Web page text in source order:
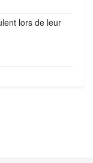
lors de leur